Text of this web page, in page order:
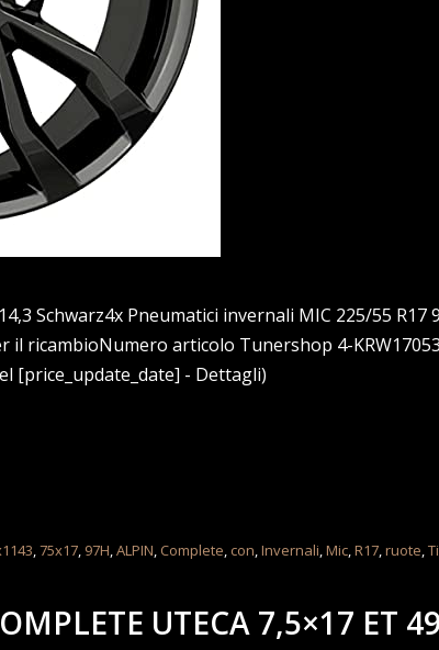
Schwarz4x Pneumatici invernali MIC 225/55 R17
il ricambioNumero articolo Tunershop 4-
[price_update_date] - Dettagli)
,75x17, 97H,ALPIN, Complete, con,Invernali,Mic,R17,ruote,
UTECA 7,5×17 ET